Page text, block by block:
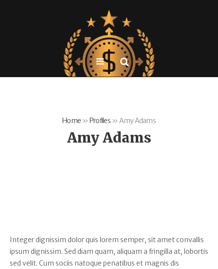
Home » Profiles» Amy Adams
Amy Adams
Integer dignissim dolor quis lorem semper, sit amet convallis
ipsum dignissim. Sed diam quam, aliquam a fringilla at, lobortis
sed velit. Cum sociis natoque penatibus et magnis dis